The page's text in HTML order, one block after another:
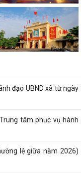
lệ giữa năm 2026)
Thanh Hà.
Đảng cho đảng viên
Chữ thập đỏ cho cán
làm